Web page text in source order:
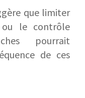
que limiter
ou le contrôle
pourrait
de ces